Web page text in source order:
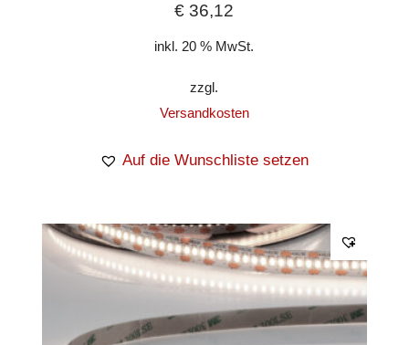
€ 36,12
inkl. 20 % MwSt.
zzgl.
Versandkosten
Auf die Wunschliste setzen